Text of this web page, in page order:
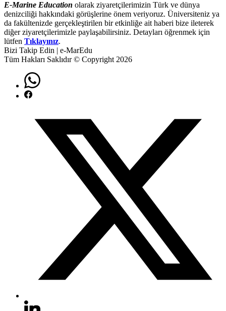
E-Marine Education olarak ziyaretçilerimizin Türk ve dünya
denizciliği hakkındaki görüşlerine önem veriyoruz. Üniversiteniz ya
da fakültenizde gerçekleştirilen bir etkinliğe ait haberi bize ileterek
diğer ziyaretçilerimizle paylaşabilirsiniz. Detayları öğrenmek için
lütfen Tıklayınız.
Bizi Takip Edin | e-MarEdu
Tüm Hakları Saklıdır © Copyright 2026